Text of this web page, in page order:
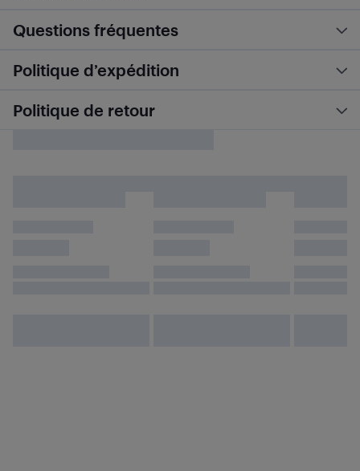
Questions fréquentes
Politique d’expédition
Politique de retour